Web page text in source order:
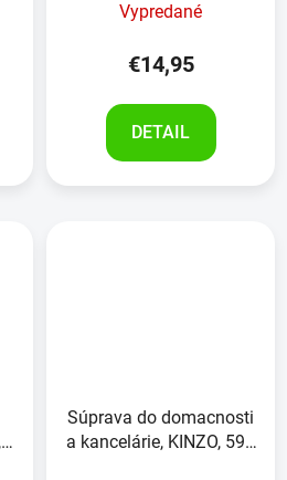
Vypredané
€14,95
DETAIL
Súprava do domacnosti
a kancelárie, KINZO, 594